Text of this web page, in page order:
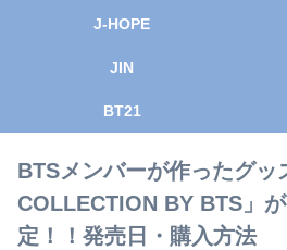
J-HOPE
JIN
BT21
BTSメンバーが作ったグッ
COLLECTION BY BTS」
定！！発売日・購入方法